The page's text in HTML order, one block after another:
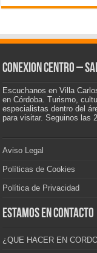
CONEXION CENTRO
Escuchanos en Villa
en Córdoba. Turismo,
especialistas dentro del
para visitar. Seguinos las
Aviso Legal
Políticas de Cookies
Política de Privacidad
Estamos en contacto
¿QUE HACER EN